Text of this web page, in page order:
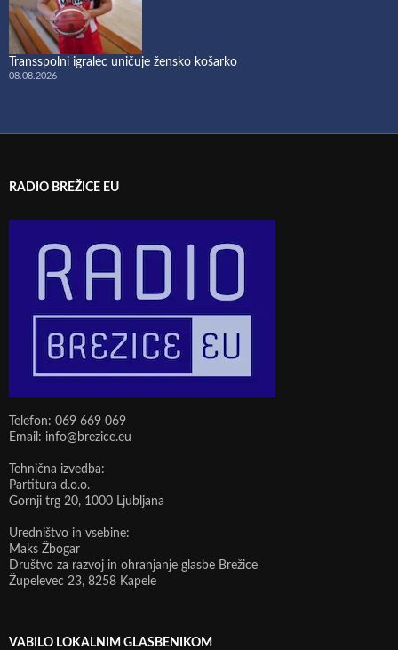
Transspolni igralec uničuje žensko košarko
08.08.2026
RADIO BREŽICE EU
Telefon: 069 669 069
Email: info@brezice.eu
Tehnična izvedba:
Partitura d.o.o.
Gornji trg 20, 1000 Ljubljana
Uredništvo in vsebine:
Maks Žbogar
Društvo za razvoj in ohranjanje glasbe Brežice
Župelevec 23, 8258 Kapele
VABILO LOKALNIM GLASBENIKOM